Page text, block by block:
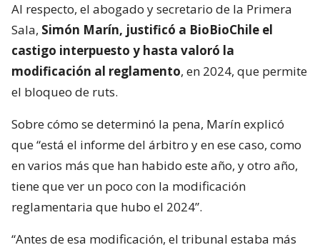
Al respecto, el abogado y secretario de la Primera
Sala, Simón Marín, justificó a BioBioChile el
castigo interpuesto y hasta valoró la
modificación al reglamento, en 2024, que permite
el bloqueo de ruts.
Sobre cómo se determinó la pena, Marín explicó
que “está el informe del árbitro y en ese caso, como
en varios más que han habido este año, y otro año,
tiene que ver un poco con la modificación
reglamentaria que hubo el 2024”.
“Antes de esa modificación, el tribunal estaba más